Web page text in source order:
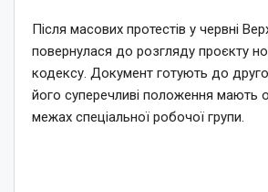
Після масових протестів у червні
повернулася до розгляду проєкту
кодексу. Документ готують до
його суперечливі положення мають
межах спеціальної робочої групи.